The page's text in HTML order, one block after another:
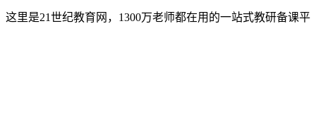
这里是21世纪教育网，1300万老师都在用的一站式教研备课